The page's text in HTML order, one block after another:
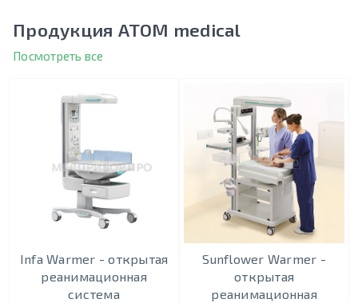
Продукция ATOM medical
Посмотреть все
Infa Warmer - открытая
реанимационная
система
Sunflower Warmer -
открытая
реанимационная